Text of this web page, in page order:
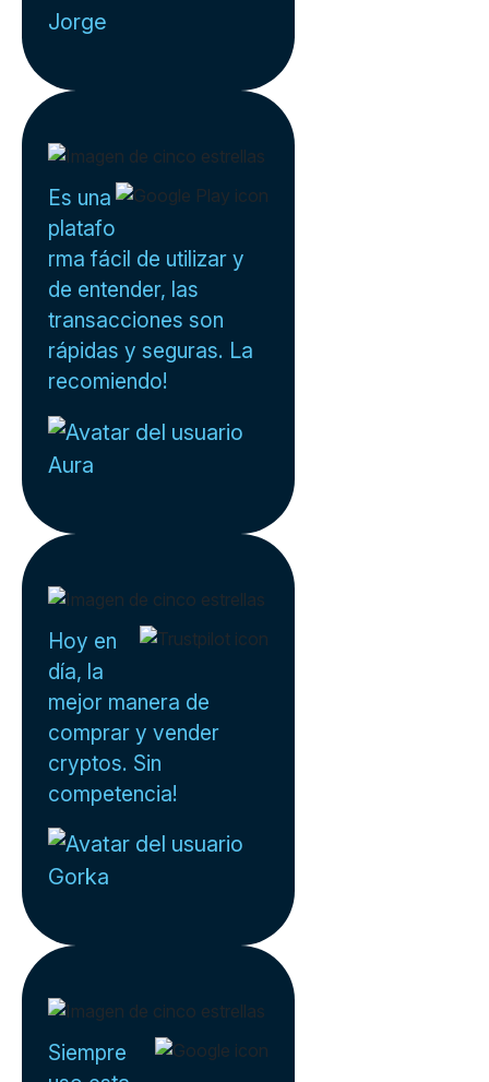
Jorge
Es una
platafo
rma fácil de utilizar y
de entender, las
transacciones son
rápidas y seguras. La
recomiendo!
Aura
Hoy en
día, la
mejor manera de
comprar y vender
cryptos. Sin
competencia!
Gorka
Siempre